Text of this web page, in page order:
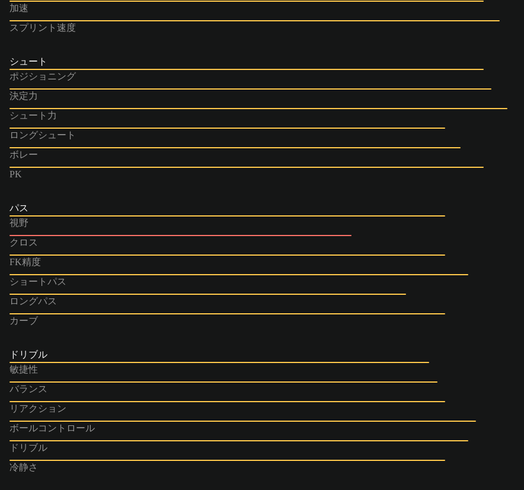
加速
スプリント速度
シュート
ポジショニング
決定力
シュート力
ロングシュート
ボレー
PK
パス
視野
クロス
FK精度
ショートパス
ロングパス
カーブ
ドリブル
敏捷性
バランス
リアクション
ボールコントロール
ドリブル
冷静さ